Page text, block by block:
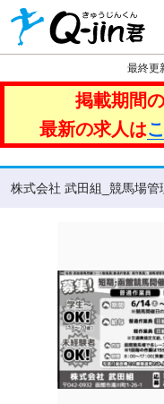
最終更
掲載期間
最新の求人は
株式会社 武田組_競馬場管